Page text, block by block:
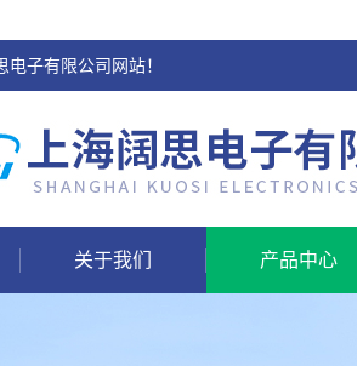
子有限公司网站！
关于我们 产品中心